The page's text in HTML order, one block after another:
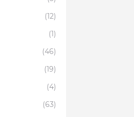
(12)
(1)
(46)
(19)
(4)
(63)